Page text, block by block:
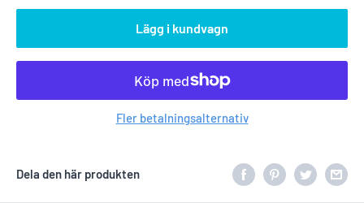
Lägg i kundvagn
Fler betalningsalternativ
Dela den här produkten